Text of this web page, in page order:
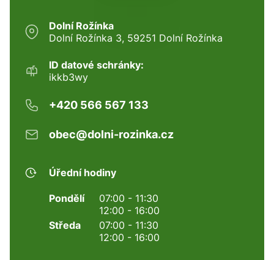
Dolní Rožínka
Dolní Rožínka 3, 59251 Dolní Rožínka
ID datové schránky:
ikkb3wy
+420 566 567 133
obec@dolni-rozinka.cz
Úřední hodiny
Pondělí
07:00 - 11:30
12:00 - 16:00
Středa
07:00 - 11:30
12:00 - 16:00